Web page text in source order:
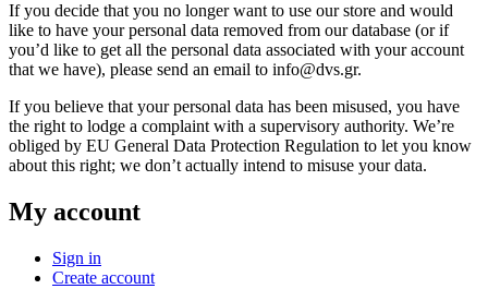
If you decide that you no longer want to use our store and would
like to have your personal data removed from our database (or if
you’d like to get all the personal data associated with your account
that we have), please send an email to info@dvs.gr.
If you believe that your personal data has been misused, you have
the right to lodge a complaint with a supervisory authority. We’re
obliged by EU General Data Protection Regulation to let you know
about this right; we don’t actually intend to misuse your data.
My account
Sign in
Create account